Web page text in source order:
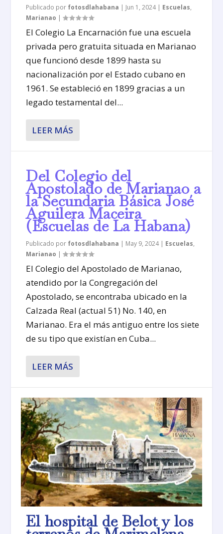
Publicado por fotosdlahabana | Jun 1, 2024| Escuelas,
Marianao |
El Colegio La Encarnación fue una escuela
privada pero gratuita situada en Marianao
que funcionó desde 1899 hasta su
nacionalización por el Estado cubano en
1961. Se estableció en 1899 gracias a un
legado testamental del...
LEER MÁS
Del Colegio del
Apostolado de Marianao a
la Secundaria Básica José
Aguilera Maceira
(Escuelas de La Habana)
Publicado por fotosdlahabana | May 9, 2024| Escuelas,
Marianao |
El Colegio del Apostolado de Marianao,
atendido por la Congregación del
Apostolado, se encontraba ubicado en la
Calzada Real (actual 51) No. 140, en
Marianao. Era el más antiguo entre los siete
de su tipo que existían en Cuba...
LEER MÁS
El hospital de Belot y los